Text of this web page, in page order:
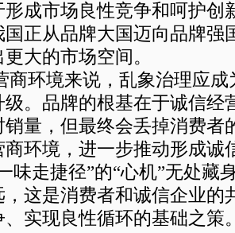
成市场良性竞争和呵护创
正从品牌大国迈向品牌强
大的市场空间。
商环境来说，乱象治理应
。品牌的根基在于诚信经
量，但最终会丢掉消费者
环境，进一步推动形成诚
味走捷径”的“心机”无处藏
这是消费者和诚信企业的
、实现良性循环的基础之策